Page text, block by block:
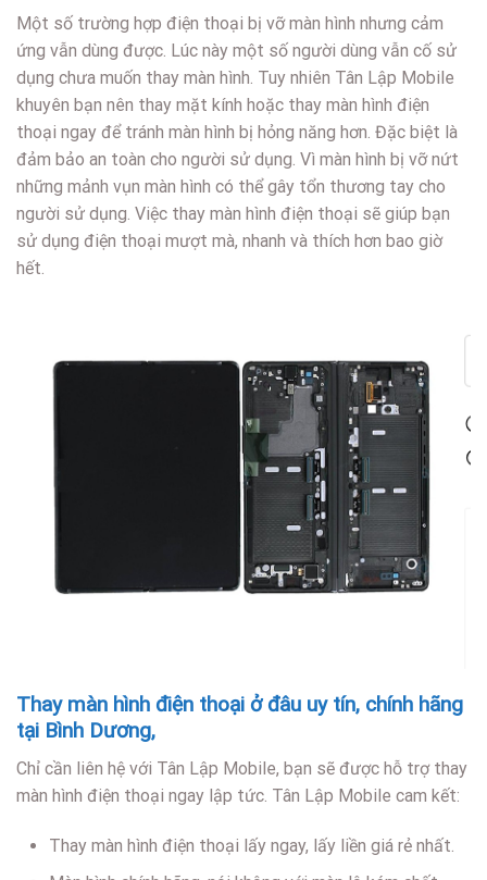
Một số trường hợp điện thoại bị vỡ màn hình nhưng cảm
ứng vẫn dùng được. Lúc này một số người dùng vẫn cố sử
dụng chưa muốn thay màn hình. Tuy nhiên Tân Lập Mobile
khuyên bạn nên thay mặt kính hoặc thay màn hình điện
thoại ngay để tránh màn hình bị hỏng năng hơn. Đặc biệt là
đảm bảo an toàn cho người sử dụng. Vì màn hình bị vỡ nứt
những mảnh vụn màn hình có thể gây tổn thương tay cho
người sử dụng. Việc thay màn hình điện thoại sẽ giúp bạn
sử dụng điện thoại mượt mà, nhanh và thích hơn bao giờ
hết.
Thay màn hình điện thoại ở đâu uy tín, chính hãng
tại Bình Dương,
Chỉ cần liên hệ với Tân Lập Mobile, bạn sẽ được hỗ trợ thay
màn hình điện thoại ngay lập tức. Tân Lập Mobile cam kết:
Thay màn hình điện thoại lấy ngay, lấy liền giá rẻ nhất.